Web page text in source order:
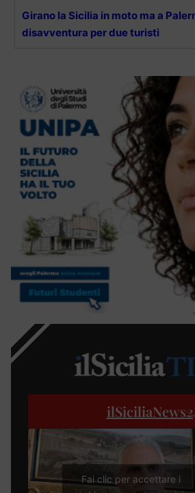
Girano la Sicilia in moto ma a
disavventura per due turisti
ilSiciliaNews
Fai clic per accettare i